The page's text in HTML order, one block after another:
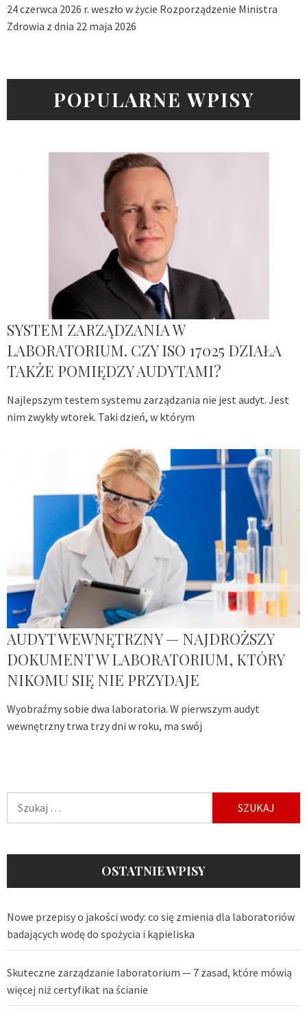
24 czerwca 2026 r. weszło w życie Rozporządzenie Ministra
Zdrowia z dnia 22 maja 2026
POPULARNE WPISY
SYSTEM ZARZĄDZANIA W
LABORATORIUM. CZY ISO 17025 DZIAŁA
TAKŻE POMIĘDZY AUDYTAMI?
Najlepszym testem systemu zarządzania nie jest audyt. Jest
nim zwykły wtorek. Taki dzień, w którym
AUDYT WEWNĘTRZNY — NAJDROŻSZY
DOKUMENT W LABORATORIUM, KTÓRY
NIKOMU SIĘ NIE PRZYDAJE
Wyobraźmy sobie dwa laboratoria. W pierwszym audyt
wewnętrzny trwa trzy dni w roku, ma swój
OSTATNIE WPISY
Nowe przepisy o jakości wody: co się zmienia dla laboratoriów
badających wodę do spożycia i kąpieliska
Skuteczne zarządzanie laboratorium — 7 zasad, które mówią
więcej niż certyfikat na ścianie